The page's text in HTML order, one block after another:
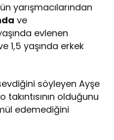
yarışmacılarından
ve
evlenen
1,5 yaşında erkek
söyleyen Ayşe
olduğunu
edemediğini